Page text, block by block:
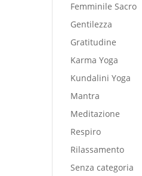
Femminile Sacro
Gentilezza
Gratitudine
Karma Yoga
Kundalini Yoga
Mantra
Meditazione
Respiro
Rilassamento
Senza categoria